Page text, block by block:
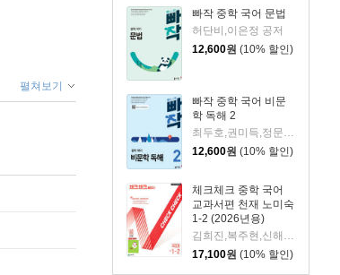
빠작 중학 국어 문법
허단비,이은정 공저
12,600원 (10% 할인)
빠작 중학 국어 비문
학 독해 2
최두호,권미득,정문경,송정윤,배지은 공저
12,600원 (10% 할인)
체크체크 중학 국어
교과서편 천재 노미숙
1-2 (2026년용)
17,100원 (10% 할인)
펼쳐보기